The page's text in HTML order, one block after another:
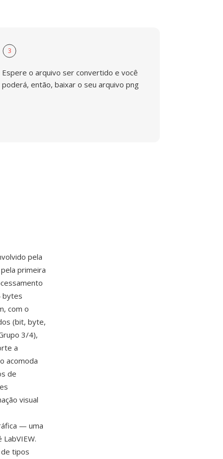
3
Espere o arquivo ser convertido e você
poderá, então, baixar o seu arquivo png
pela
primeira
bytes
com o
(bit, byte,
3/4),
a
acomoda
de
visual
— uma
tipos